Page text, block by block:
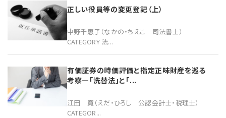
正しい役員等の変更登記（上）
中野千恵子（なかの・ちえこ 司法書士）
CATEGORY 法...
有価証券の時価評価と指定正味財産を巡る
考察―「洗替法」と「...
江田 寛（えだ・ひろし 公認会計士・税理士）
CATEGOR...